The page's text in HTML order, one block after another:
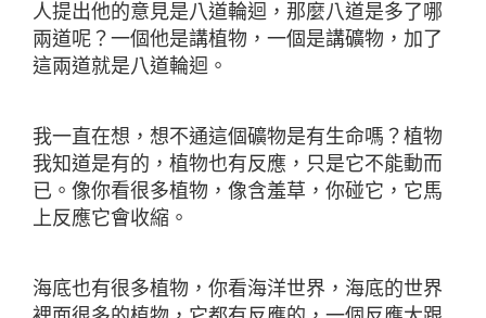
人提出他的意見是八道輪迴，那麼八道是多了哪
兩道呢？一個他是講植物，一個是講礦物，加了
這兩道就是八道輪迴。
我一直在想，想不通這個礦物是有生命嗎？植物
我知道是有的，植物也有反應，只是它不能動而
已。像你看很多植物，像含羞草，你碰它，它馬
上反應它會收縮。
海底也有很多植物，你看海洋世界，海底的世界